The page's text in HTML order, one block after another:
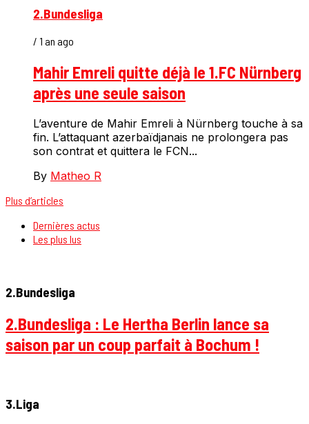
2.Bundesliga
/ 1 an ago
Mahir Emreli quitte déjà le 1.FC Nürnberg
après une seule saison
L’aventure de Mahir Emreli à Nürnberg touche à sa
fin. L’attaquant azerbaïdjanais ne prolongera pas
son contrat et quittera le FCN...
By Matheo R
Plus d’articles
Dernières actus
Les plus lus
2.Bundesliga
2.Bundesliga : Le Hertha Berlin lance sa
saison par un coup parfait à Bochum !
3.Liga